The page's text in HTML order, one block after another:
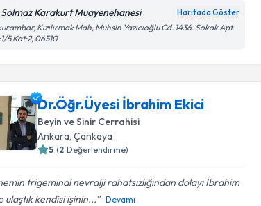
Karakurt Muayenehanesi Haritada Göster
Kızılırmak Mah, Muhsin Yazıcıoğlu Cd. 1436. Sokak Apt
5 Kat:2, 06510
Dr.Öğr.Üyesi İbrahim Ekici
Beyin ve Sinir Cerrahisi
Ankara , Çankaya
5 (2 Değerlendirme)
trigeminal nevralji rahatsızlığından dolayı İbrahim
ulaştık kendisi işinin...
Devamı